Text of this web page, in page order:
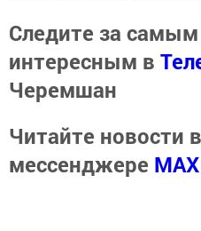
Следите за
интересным в
Черемшан
Читайте новости
мессенджере MАХ